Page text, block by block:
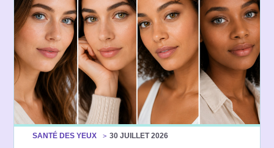
SANTÉ DES YEUX 30 JUILLET 2026